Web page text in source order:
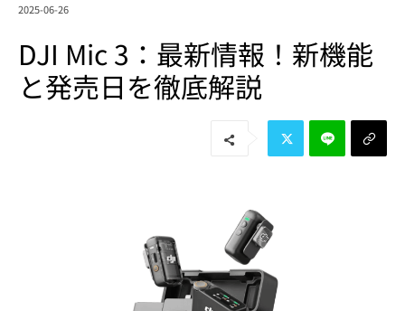
2025-06-26
DJI Mic 3：最新情報！新機能
と発売日を徹底解説